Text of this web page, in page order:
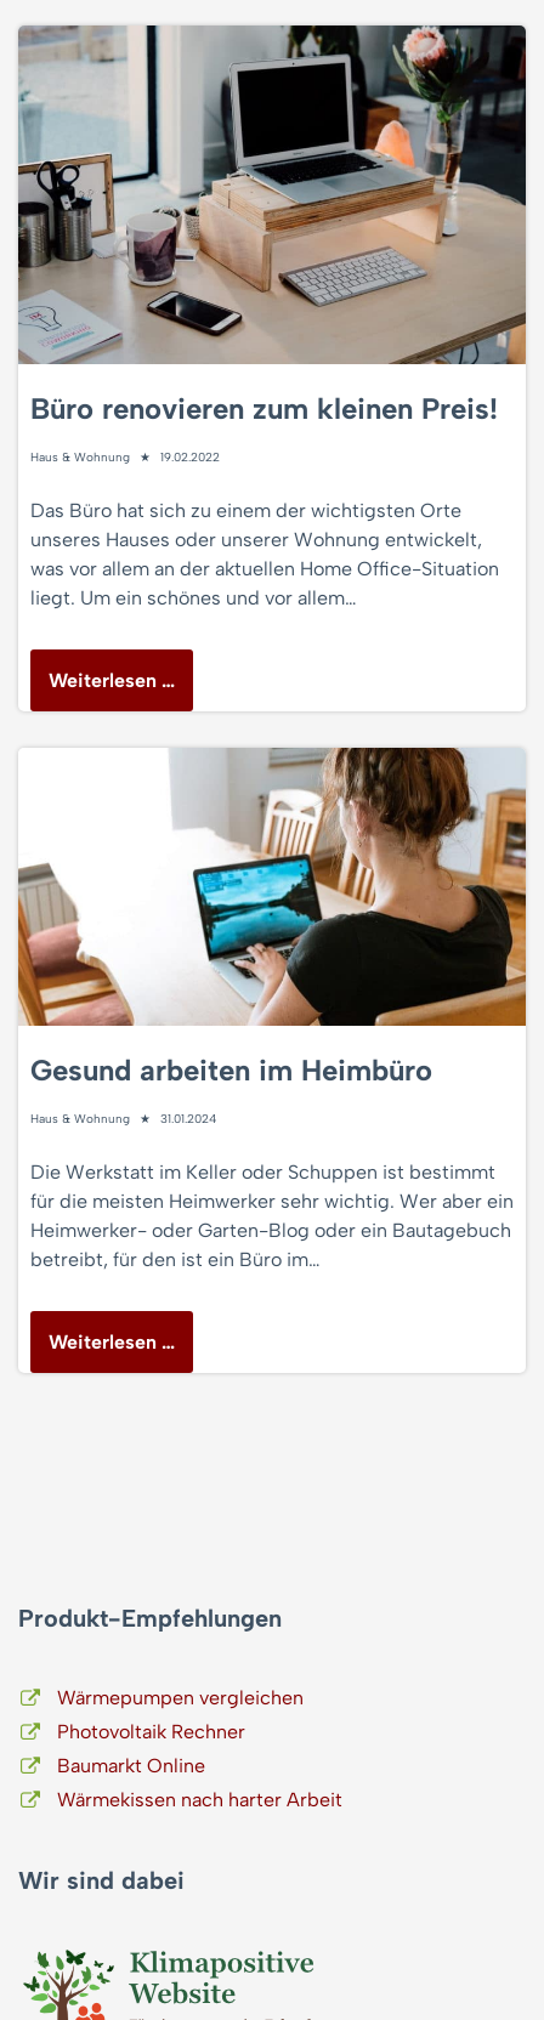
Büro renovieren zum kleinen Preis!
Haus & Wohnung 19.02.2022
Das Büro hat sich zu einem der wichtigsten Orte
unseres Hauses oder unserer Wohnung entwickelt,
was vor allem an der aktuellen Home Office-Situation
liegt. Um ein schönes und vor allem…
Weiterlesen …
Gesund arbeiten im Heimbüro
Haus & Wohnung 31.01.2024
Die Werkstatt im Keller oder Schuppen ist bestimmt
für die meisten Heimwerker sehr wichtig. Wer aber ein
Heimwerker- oder Garten-Blog oder ein Bautagebuch
betreibt, für den ist ein Büro im…
Weiterlesen …
Produkt-Empfehlungen
Wärmepumpen vergleichen
Photovoltaik Rechner
Baumarkt Online
Wärmekissen nach harter Arbeit
Wir sind dabei